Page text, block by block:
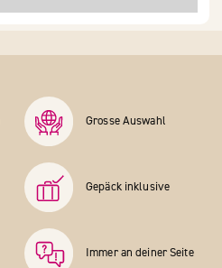
Grosse Auswahl
Gepäck inklusive
Immer an deiner Seite